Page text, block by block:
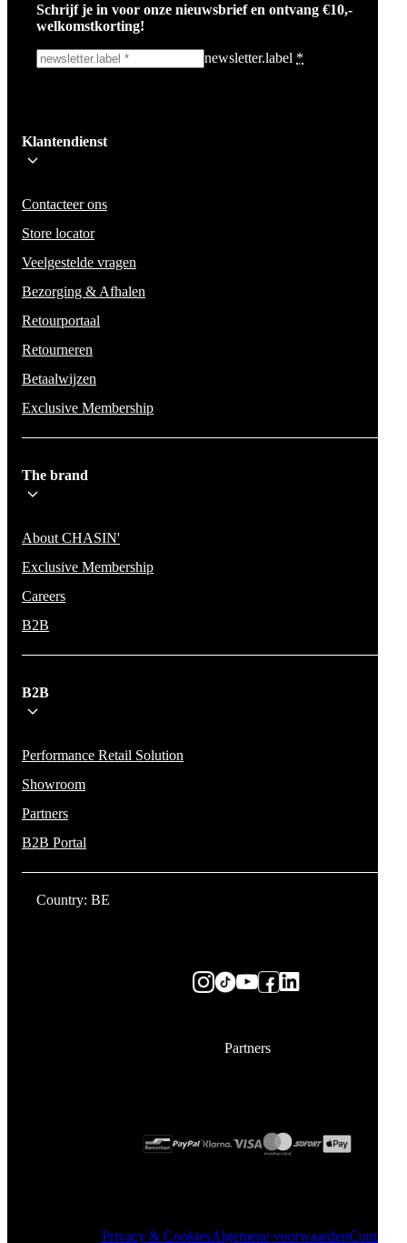
Schrijf je in voor onze nieuwsbrief en ontvang €10,-
welkomstkorting!
newsletter.label *
Wees op de hoogte voor het laatste nieuws, campagnes en acties. We
mail niet delen en geen spam verzenden.
Klantendienst
Contacteer ons
Store locator
Veelgestelde vragen
Bezorging & Afhalen
Retourportaal
Retourneren
Betaalwijzen
Exclusive Membership
The brand
About CHASIN'
Exclusive Membership
Careers
B2B
B2B
Performance Retail Solution
Showroom
Partners
B2B Portal
Country: BE
Partners
Privacy & CookiesAlgemene voorwaardenContact